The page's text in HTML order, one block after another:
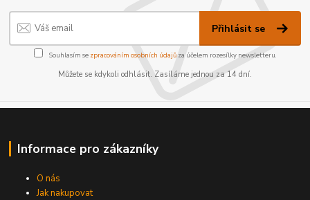
Přihlásit se
Souhlasím se zpracováním osobních údajůza účelem rozesílky newsletteru.
Můžete se kdykoli odhlásit. Zasíláme jednou za 14 dní.
Informace pro zákazníky
O nás
Jak nakupovat